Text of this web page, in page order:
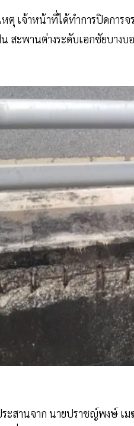
หตุ เจ้าหน้าที่ได้ทำการปิดการ
สะพานต่างระดับเอกชัยบาง
ระสานจาก นายปราชญ์พงษ์ เ